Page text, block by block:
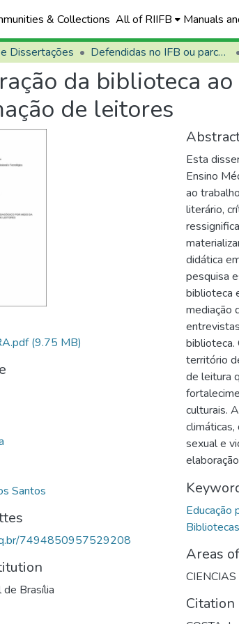
& Collections All of RIIFB Manuals
Dissertações Defendidas no IFB ou parceiros
da biblioteca
de leitores
(9.75 MB)
Santos
7494850957529208
Brasília
Esta
Ensino
ao
literário,
didática
pesquisa
biblioteca
mediação
biblioteca.
território
de leitura
culturais.
sexual e
Educação
Areas
Citation